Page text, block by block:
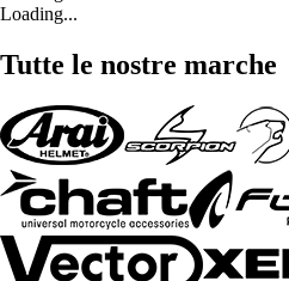
Loading...
Tutte le nostre marche